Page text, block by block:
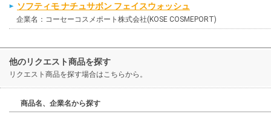
ソフティモ ナチュサボン フェイスウォッシュ
企業名：コーセーコスメポート株式会社(KOSE COSMEPORT)
他のリクエスト商品を探す
リクエスト商品を探す場合はこちらから。
商品名、企業名から探す